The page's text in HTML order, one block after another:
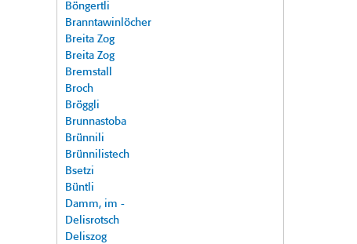
Böngertli
Branntawinlöcher
Breita Zog
Breita Zog
Bremstall
Broch
Bröggli
Brunnastoba
Brünnili
Brünnilistech
Bsetzi
Büntli
Damm, im -
Delisrotsch
Deliszog